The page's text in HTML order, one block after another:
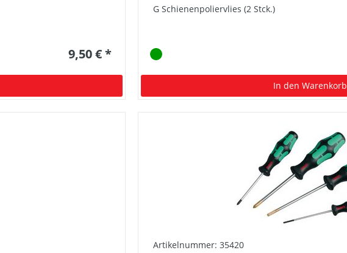
9,50 € *
G Schienenpoliervlies (2 Stck.)
In den Warenkorb
Artikelnummer: 35420